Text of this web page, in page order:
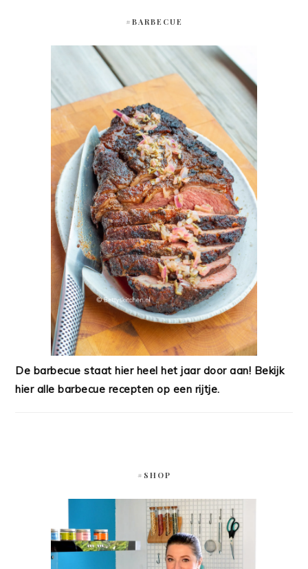
#BARBECUE
De barbecue staat hier heel het jaar door aan! Bekijk
hier alle barbecue recepten op een rijtje.
#SHOP